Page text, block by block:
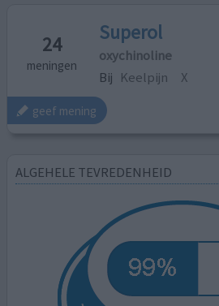
24
meningen
Superol
oxychinoline
Bij Keelpijn X
geef mening
ALGEHELE TEVREDENHEID